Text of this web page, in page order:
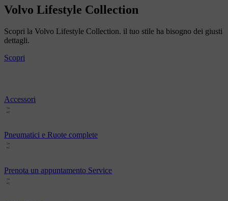
Volvo Lifestyle Collection
Scopri la Volvo Lifestyle Collection. il tuo stile ha bisogno dei giusti
dettagli.
Scopri
Accessori
Pneumatici e Ruote complete
Prenota un appuntamento Service